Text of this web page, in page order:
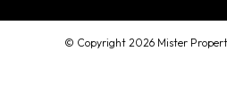
© Copyright 2026 Mister